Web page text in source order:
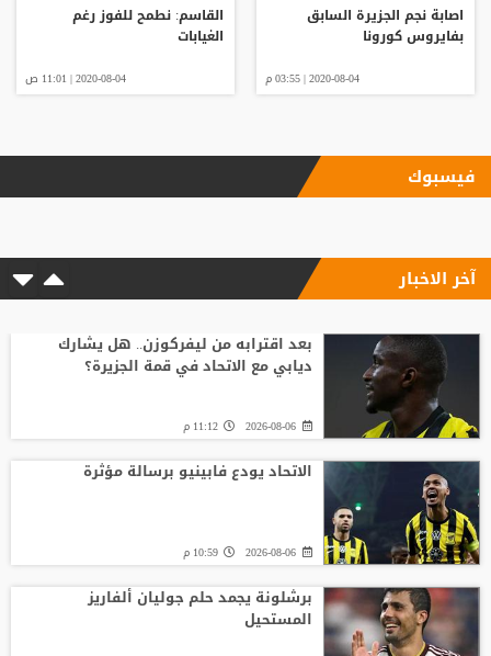
اصابة نجم الجزيرة السابق
بفايروس كورونا
2020-08-04 | 03:55 م
القاسم: نطمح للفوز رغم
الغيابات
2020-08-04 | 11:01 ص
فيسبوك
آخر الاخبار
بعد اقترابه من ليفركوزن.. هل يشارك
ديابي مع الاتحاد في قمة الجزيرة؟
2026-08-06 11:12 م
الاتحاد يودع فابينيو برسالة مؤثرة
2026-08-06 10:59 م
برشلونة يجمد حلم جوليان ألفاريز
المستحيل